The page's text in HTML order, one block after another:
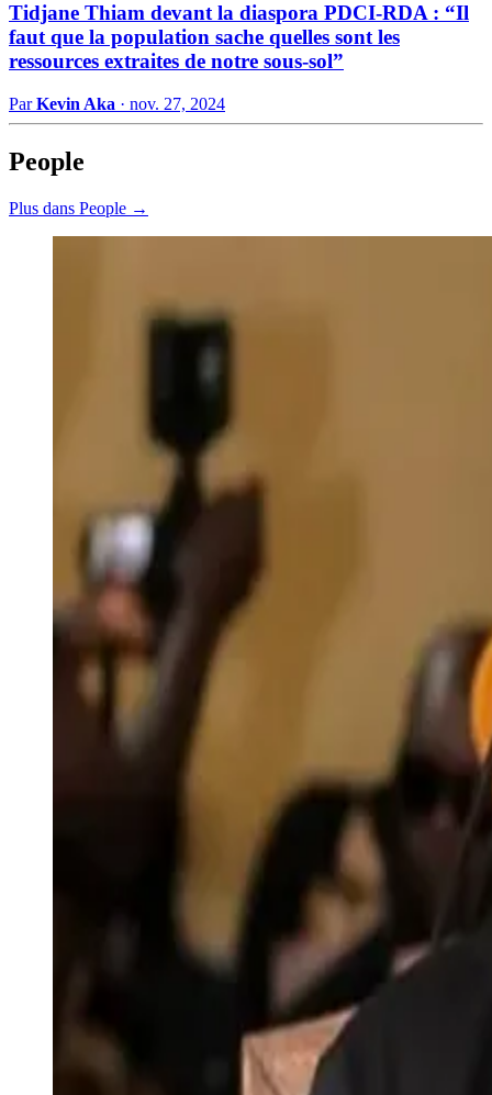
Tidjane Thiam devant la diaspora PDCI-RDA : “Il
faut que la population sache quelles sont les
ressources extraites de notre sous-sol”
ParKevin Aka · nov. 27, 2024
People
Plus dans People →